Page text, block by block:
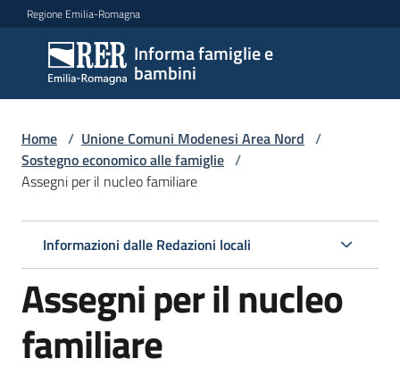
Vai al contenuto
Vai alla navigazione
Vai al footer
Regione Emilia-Romagna
Informa famiglie e
bambini
Informa
famiglie
e
bambini
Centri
per
Home / Unione Comuni Modenesi Area Nord /
Sostegno economico alle famiglie /
Assegni per il nucleo familiare
Informazioni dalle Redazioni locali
Assegni per il nucleo
familiare